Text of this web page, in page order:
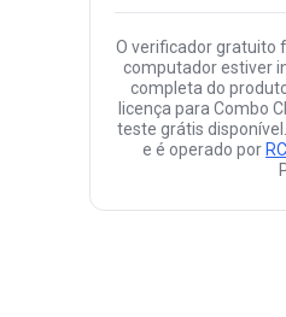
O verificador gratuito
computador estiver
completa do
licença para Combo
teste grátis
e é operado por